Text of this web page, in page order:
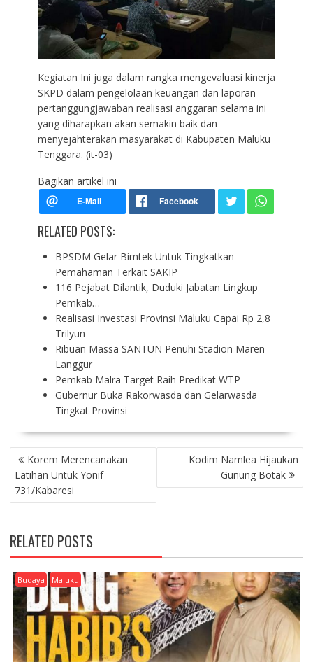
Kegiatan Ini juga dalam rangka mengevaluasi kinerja
SKPD dalam pengelolaan keuangan dan laporan
pertanggungjawaban realisasi anggaran selama ini
yang diharapkan akan semakin baik dan
menyejahterakan masyarakat di Kabupaten Maluku
Tenggara. (it-03)
Bagikan artikel ini
RELATED POSTS:
BPSDM Gelar Bimtek Untuk Tingkatkan
Pemahaman Terkait SAKIP
116 Pejabat Dilantik, Duduki Jabatan Lingkup
Pemkab…
Realisasi Investasi Provinsi Maluku Capai Rp 2,8
Trilyun
Ribuan Massa SANTUN Penuhi Stadion Maren
Langgur
Pemkab Malra Target Raih Predikat WTP
Gubernur Buka Rakorwasda dan Gelarwasda
Tingkat Provinsi
P
O
S
T
A
V
I
G
A
T
O
N
Korem Merencanakan
Latihan Untuk Yonif
731/Kabaresi
Kodim Namlea Hijaukan
Gunung Botak
RELATED POSTS
Budaya Maluku